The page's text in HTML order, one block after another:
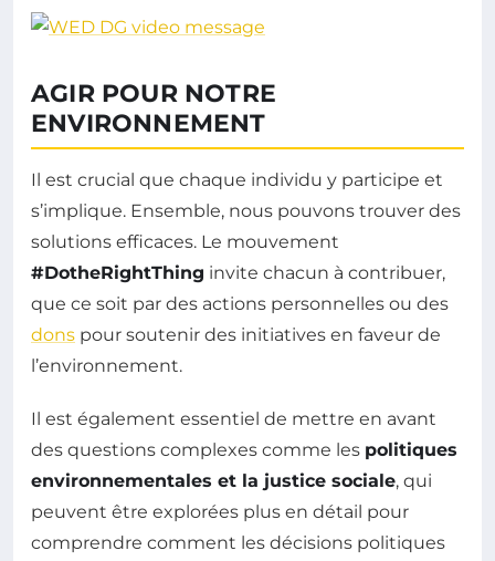
AGIR POUR NOTRE
ENVIRONNEMENT
Il est crucial que chaque individu y participe et
s’implique. Ensemble, nous pouvons trouver des
solutions efficaces. Le mouvement
#DotheRightThing invite chacun à contribuer,
que ce soit par des actions personnelles ou des
dons pour soutenir des initiatives en faveur de
l’environnement.
Il est également essentiel de mettre en avant
des questions complexes comme les politiques
environnementales et la justice sociale, qui
peuvent être explorées plus en détail pour
comprendre comment les décisions politiques